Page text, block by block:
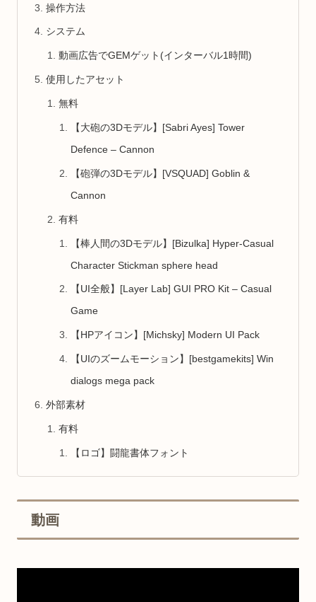
操作方法
システム
動画広告でGEMゲット(インターバル1時間)
使用したアセット
無料
【大砲の3Dモデル】[Sabri Ayes] Tower
Defence – Cannon
【砲弾の3Dモデル】[VSQUAD] Goblin &
Cannon
有料
【棒人間の3Dモデル】[Bizulka] Hyper-Casual
Character Stickman sphere head
【UI全般】[Layer Lab] GUI PRO Kit – Casual
Game
【HPアイコン】[Michsky] Modern UI Pack
【UIのズームモーション】[bestgamekits] Win
dialogs mega pack
外部素材
有料
【ロゴ】闘龍書体フォント
動画